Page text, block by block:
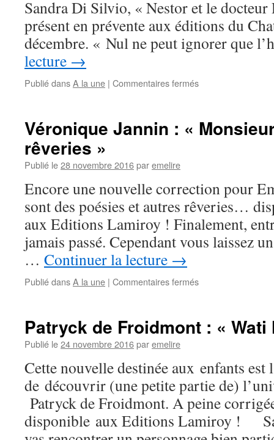
Sandra Di Silvio, « Nestor et le docteur
présent en prévente aux éditions du
décembre. « Nul ne peut ignorer que
lecture →
Publié dansA la une | Commentaires fermés
Véronique Jannin : «
rêveries »
Publié le28 novembre 2016paremelire
Encore une nouvelle correction pour
sont des poésies et autres rêveries…
aux Editions Lamiroy ! Finalement,
jamais passé. Cependant vous laissez
… Continuer la lecture →
Publié dansA la une | Commentaires fermés
Patryck de Froidmont : «
Publié le24 novembre 2016paremelire
Cette nouvelle destinée aux enfants est
de découvrir (une petite partie de)
Patryck de Froidmont. A peine
disponible aux Editions Lamiroy !